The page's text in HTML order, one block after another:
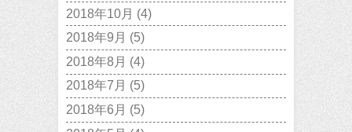
2018年10月 (4)
2018年9月 (5)
2018年8月 (4)
2018年7月 (5)
2018年6月 (5)